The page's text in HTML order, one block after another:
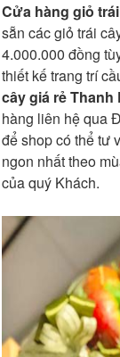
Cửa hàng giỏ
sẵn các giỏ trái
4.000.000 đồng
thiết kế trang trí
cây giá rẻ Thanh
hàng liên hệ qua
để shop có thể tư
ngon nhất theo
của quý Khách.